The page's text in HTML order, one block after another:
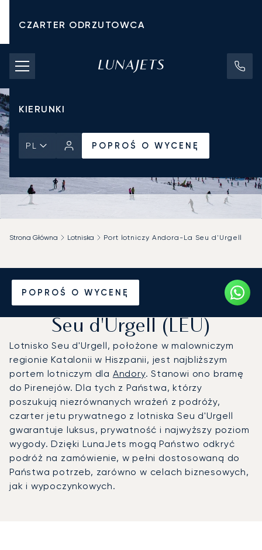
CZARTER ODRZUTOWCA
KOSZTY CZARTERU
PRYWATNE ODRZUTOWCE
KIERUNKI
PL POPROŚ O WYCENĘ
POPROŚ O WYCENĘ
Strona Główna Lotniska Port lotniczy Andora-La Seu d'Urgell
Prywatny odrzutowiec na
Port lotniczy Andora-La
Seu d'Urgell (LEU)
Lotnisko Seu d'Urgell, położone w malowniczym
regionie Katalonii w Hiszpanii, jest najbliższym
portem lotniczym dla Andory. Stanowi ono bramę
do Pirenejów. Dla tych z Państwa, którzy
poszukują niezrównanych wrażeń z podróży,
czarter jetu prywatnego z lotniska Seu d'Urgell
gwarantuje luksus, prywatność i najwyższy poziom
wygody. Dzięki LunaJets mogą Państwo odkryć
podróż na zamówienie, w pełni dostosowaną do
Państwa potrzeb, zarówno w celach biznesowych,
jak i wypoczynkowych.